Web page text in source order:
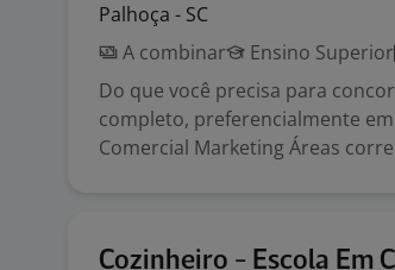
Palhoça - SC
A combinar
Ensino Superior
Do que você precisa para
completo, preferencialmente
Comercial Marketing Áreas
Cozinheiro - Escola Em